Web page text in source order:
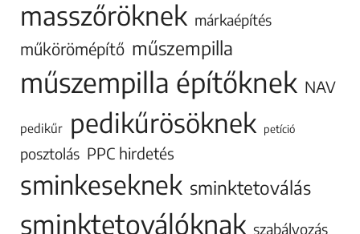
masszőröknek márkaépítés
műkörömépítő műszempilla
műszempilla építőknek NAV
pedikűr pedikűrösöknek petíció
posztolás PPC hirdetés
sminkeseknek sminktetoválás
sminktetoválóknak szabályozás